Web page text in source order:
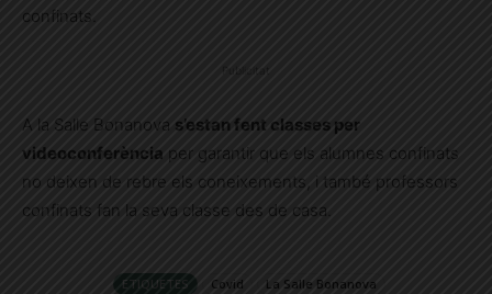
confinats.
A la Salle Bonanova s’estan fent classes per
videoconferència per garantir que els alumnes confinats
no deixen de rebre els coneixements, i també professors
confinats fan la seva classe des de casa.
ETIQUETES Covid La Salle Bonanova